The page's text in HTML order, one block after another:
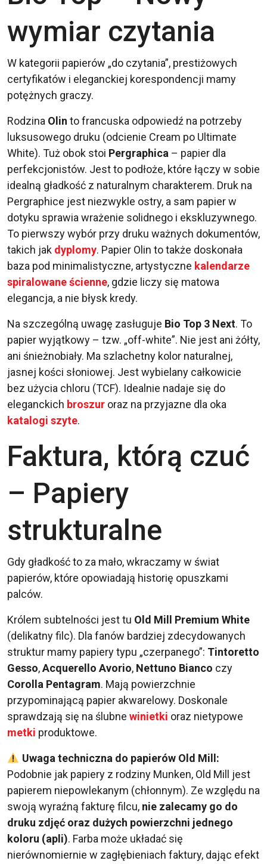
wymiar czytania
W kategorii papierów „do czytania”, prestiżowych
certyfikatów i eleganckiej korespondencji mamy
potężnych graczy.
Rodzina Olin to francuska odpowiedź na potrzeby
luksusowego druku (odcienie Cream po Ultimate
White). Tuż obok stoi Pergraphica – papier dla
perfekcjonistów. Jest to podłoże, które łączy w sobie
idealną gładkość z naturalnym charakterem. Druk na
Pergraphice jest niezwykle ostry, a sam papier w
dotyku sprawia wrażenie solidnego i ekskluzywnego.
To pierwszy wybór przy druku ważnych dokumentów,
takich jak dyplomy. Papier Olin to także doskonała
baza pod minimalistyczne, artystyczne kalendarze
spiralowane ścienne, gdzie liczy się matowa
elegancja, a nie błysk kredy.
Na szczególną uwagę zasługuje Bio Top 3 Next. To
papier wyjątkowy – tzw. „off-white”. Nie jest ani żółty,
ani śnieżnobiały. Ma szlachetny kolor naturalnej,
jasnej kości słoniowej. Jest wybielany całkowicie
bez użycia chloru (TCF). Idealnie nadaje się do
eleganckich broszur oraz na przyjazne dla oka
katalogi szyte.
Faktura, którą czuć
– Papiery
strukturalne
Gdy gładkość to za mało, wkraczamy w świat
papierów, które opowiadają historię opuszkami
palców.
Królem subtelności jest tu Old Mill Premium White
(delikatny filc). Dla fanów bardziej zdecydowanych
struktur mamy papiery typu „czerpanego”: Tintoretto
Gesso,Acquerello Avorio, Nettuno Bianco czy
Corolla Pentagram. Mają powierzchnie
przypominającą papier akwarelowy. Doskonale
sprawdzają się na ślubne winietki oraz nietypowe
metki produktowe.
Uwaga techniczna do papierów Old Mill:
Podobnie jak papiery z rodziny Munken, Old Mill jest
papierem niepowlekanym (chłonnym). Ze względu na
swoją wyraźną fakturę filcu, nie zalecamy go do
druku zdjęć oraz dużych powierzchni jednego
koloru (apli). Farba może układać się
nierównomiernie w zagłębieniach faktury, dając efekt